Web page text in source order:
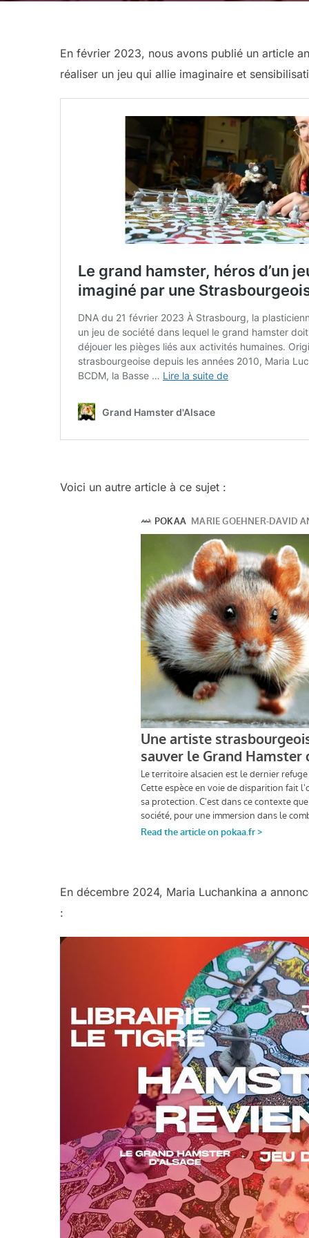
En février 2023, nous avons publié un article
réaliser un jeu qui allie imaginaire et
Voici un autre article à ce sujet :
En décembre 2024, Maria Luchankina a
: